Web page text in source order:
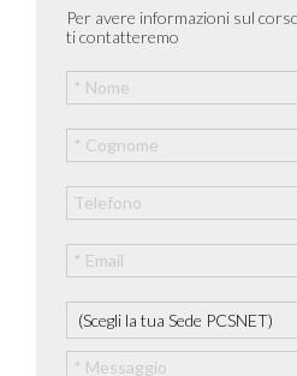
Per avere informazioni sul
ti contatteremo